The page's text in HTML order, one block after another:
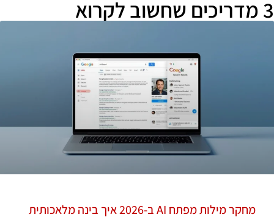
3 מדריכים שחשוב לקרוא
מחקר מילות מפתח AI ב-2026 איך בינה מלאכותית